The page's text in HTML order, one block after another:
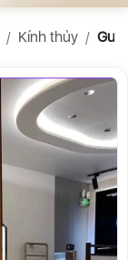
Kính thủy